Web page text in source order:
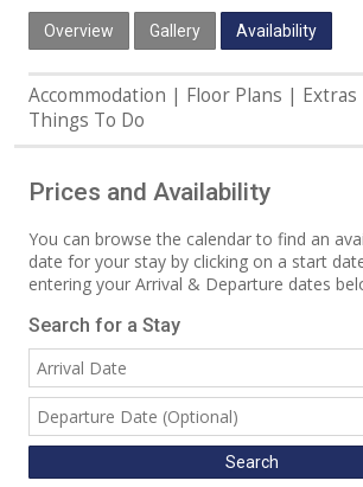
Overview Gallery Availability
Accommodation Floor Plans
Extras
Things To Do
Prices and Availability
You can browse the calendar to find an
date for your stay by clicking on a start
entering your Arrival & Departure dates
Search for a Stay